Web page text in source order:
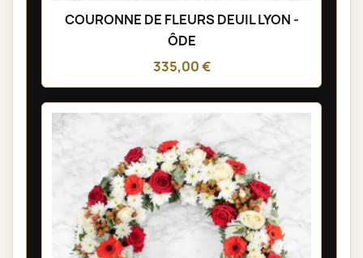
COURONNE DE FLEURS DEUIL LYON -
ÔDE
335,00 €